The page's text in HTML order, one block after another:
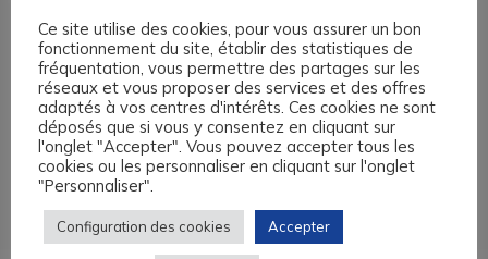
Français. Une vraie reconnaissance de son
niveau de français. Bientôt une référence sur
un CV.
ÉCHANGEONS SUR VOTRE PROJET
Ce site utilise des cookies, pour vous assurer un bon
fonctionnement du site, établir des statistiques de
fréquentation, vous permettre des partages sur les
réseaux et vous proposer des services et des offres
adaptés à vos centres d'intérêts. Ces cookies ne sont
déposés que si vous y consentez en cliquant sur
l'onglet "Accepter". Vous pouvez accepter tous les
cookies ou les personnaliser en cliquant sur l'onglet
"Personnaliser".
Configuration des cookies Accepter